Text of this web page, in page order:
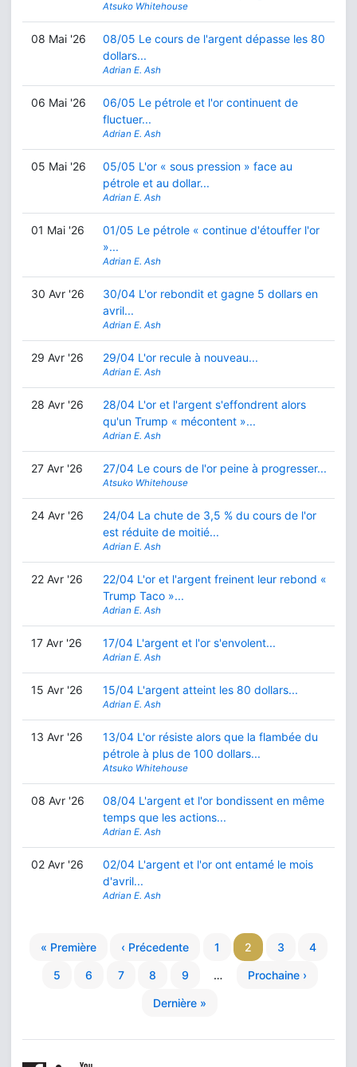
Atsuko Whitehouse
08 Mai '26
08/05 Le cours de l'argent dépasse les 80
dollars...
Adrian E. Ash
06 Mai '26
06/05 Le pétrole et l'or continuent de
fluctuer...
Adrian E. Ash
05 Mai '26
05/05 L'or « sous pression » face au
pétrole et au dollar...
Adrian E. Ash
01 Mai '26
01/05 Le pétrole « continue d'étouffer l'or
»...
Adrian E. Ash
30 Avr '26
30/04 L'or rebondit et gagne 5 dollars en
avril...
Adrian E. Ash
29 Avr '26 29/04 L'or recule à nouveau...
Adrian E. Ash
28 Avr '26
28/04 L'or et l'argent s'effondrent alors
qu'un Trump « mécontent »...
Adrian E. Ash
27 Avr '26 27/04 Le cours de l'or peine à progresser...
Atsuko Whitehouse
24 Avr '26
24/04 La chute de 3,5 % du cours de l'or
est réduite de moitié...
Adrian E. Ash
22 Avr '26
22/04 L'or et l'argent freinent leur rebond «
Trump Taco »...
Adrian E. Ash
17 Avr '26 17/04 L'argent et l'or s'envolent...
Adrian E. Ash
15 Avr '26 15/04 L'argent atteint les 80 dollars...
Adrian E. Ash
13 Avr '26
13/04 L'or résiste alors que la flambée du
pétrole à plus de 100 dollars...
Atsuko Whitehouse
08 Avr '26
08/04 L'argent et l'or bondissent en même
temps que les actions...
Adrian E. Ash
02 Avr '26
02/04 L'argent et l'or ont entamé le mois
d'avril...
Adrian E. Ash
« Première ‹ Précedente 1 2 3 4
5 6 7 8 9 … Prochaine ›
Dernière »